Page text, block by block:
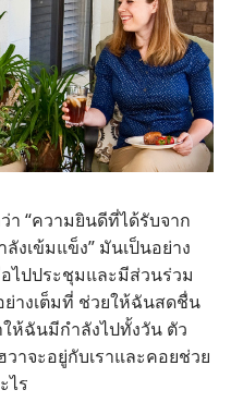
“ความ​ยินดี​ที่​ได้​รับ​จาก​
ง​เข้มแข็ง” มัน​เป็น​อย่าง​
ไป​ประชุม​และ​มี​ส่วน​ร่วม​
ย่าง​เต็ม​ที่ ช่วย​ให้​ฉัน​สดชื่น​
ห้​ฉัน​มี​กำลัง​ไป​ทั้ง​วัน ตัว​
า​จะ​อยู่​กับ​เรา​และ​คอย​ช่วย​
ไร